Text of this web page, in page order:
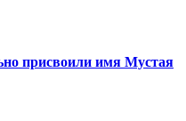
присвоили имя Мустая